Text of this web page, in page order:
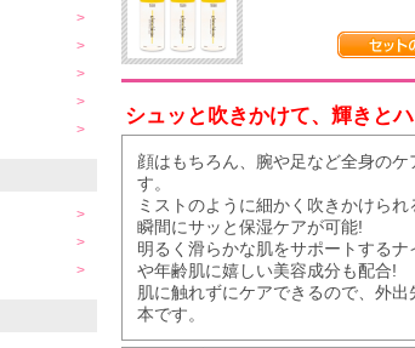
シュッと吹きかけて、輝きと
顔はもちろん、腕や足など全身の
す。
ミストのように細かく吹きかけら
瞬間にサッと保湿ケアが可能!
明るく滑らかな肌をサポートする
や年齢肌に嬉しい美容成分も配合!
肌に触れずにケアできるので、外
本です。